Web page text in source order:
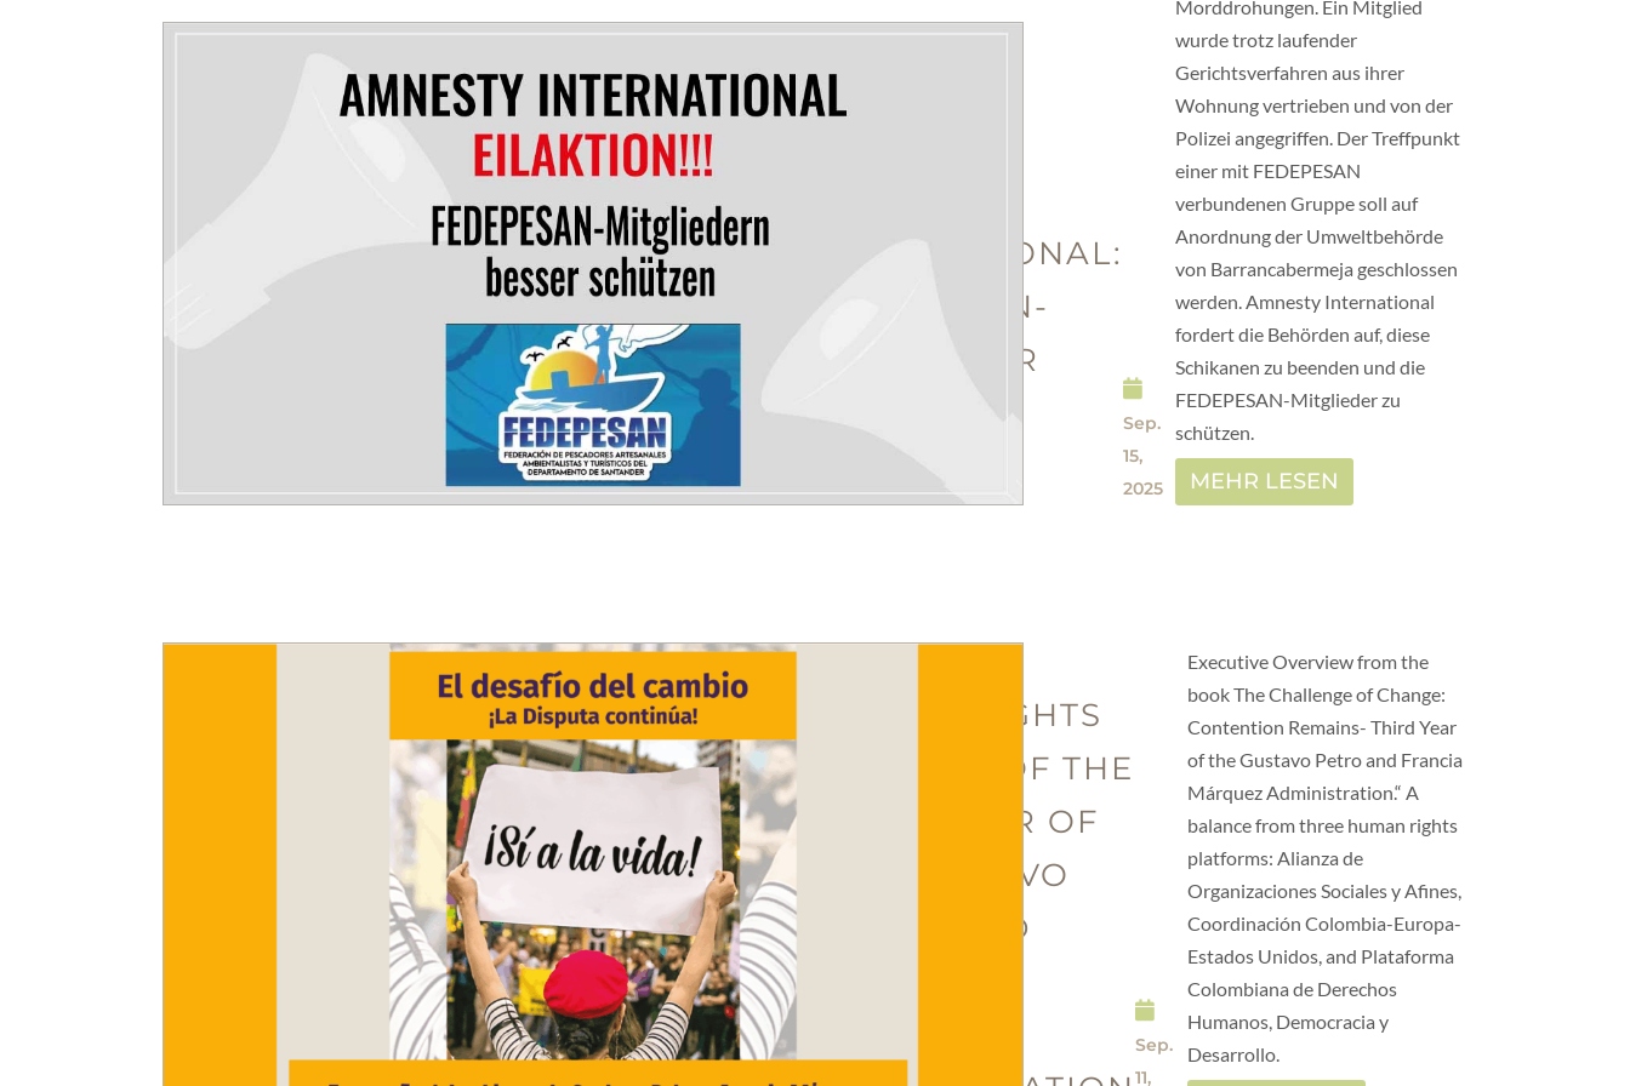
INTERNATIONAL:
FEDEPESAN-
MITGLIEDER
Sep.
15,
2025
Morddrohungen. Ein Mitglied
wurde trotz laufender
Gerichtsverfahren aus ihrer
Wohnung vertrieben und von der
Polizei angegriffen. Der Treffpunkt
einer mit FEDEPESAN
verbundenen Gruppe soll auf
Anordnung der Umweltbehörde
von Barrancabermeja geschlossen
werden. Amnesty International
fordert die Behörden auf, diese
Schikanen zu beenden und die
FEDEPESAN-Mitglieder zu
schützen.
MEHR LESEN
HUMAN RIGHTS
BALANCE OF THE
THIRD YEAR OF
THE GUSTAVO
PETRO AND
Sep.
11,
Executive Overview from the
book The Challenge of Change:
Contention Remains- Third Year
of the Gustavo Petro and Francia
Márquez Administration.“ A
balance from three human rights
platforms: Alianza de
Organizaciones Sociales y Afines,
Coordinación Colombia-Europa-
Estados Unidos, and Plataforma
Colombiana de Derechos
Humanos, Democracia y
Desarrollo.